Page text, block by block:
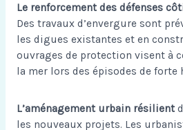
Le renforcement des défenses
Des travaux d’envergure sont
les digues existantes et en
ouvrages de protection visent à
la mer lors des épisodes de forte
L’aménagement urbain résilient
les nouveaux projets. Les